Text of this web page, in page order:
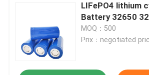
LIFePO4 lithium
Battery 32650
MOQ：500
Prix：negotiated